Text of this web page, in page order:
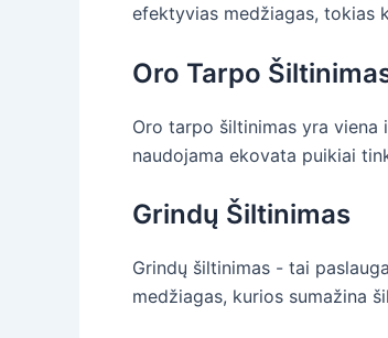
efektyvias medžiagas, tokias
Oro Tarpo
Oro tarpo šiltinimas yra viena
naudojama ekovata puikiai
Grindų Šiltinimas
Grindų šiltinimas - tai
medžiagas, kurios sumažina